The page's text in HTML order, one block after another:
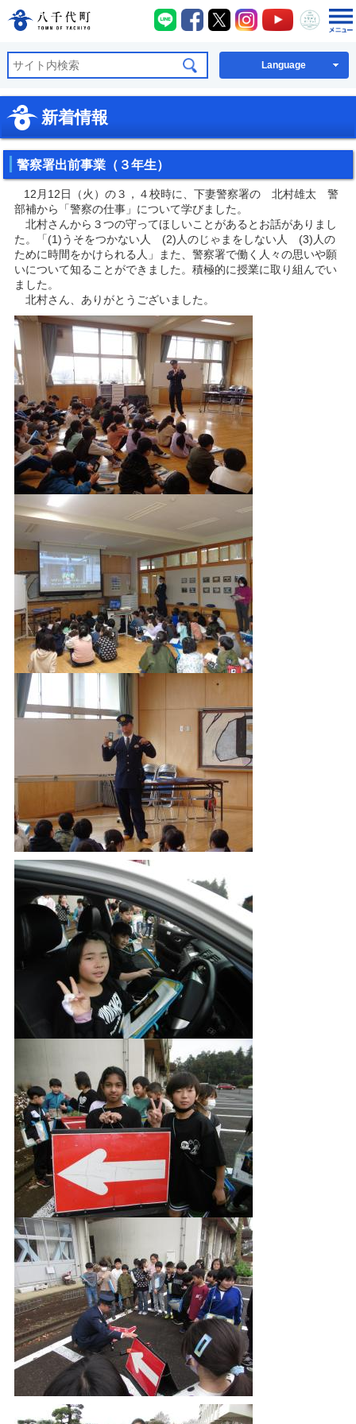
八千代町公式ホームページ
八千代町LINE
八千代町Facebook
八千代町X八千代町Instagram
八千代町
八千
Language
新着情報
警察署出前事業（３年生）
12月12日（火）の３，４校時に、下妻警察署の 北村雄太 警
部補から「警察の仕事」について学びました。
北村さんから３つの守ってほしいことがあるとお話がありまし
た。「(1)うそをつかない人 (2)人のじゃまをしない人 (3)人の
ために時間をかけられる人」また、警察署で働く人々の思いや願
いについて知ることができました。積極的に授業に取り組んでい
ました。
北村さん、ありがとうございました。